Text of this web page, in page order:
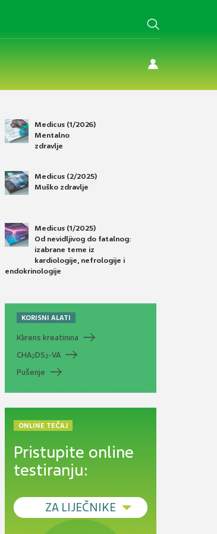
Medicus (1/2026)
Mentalno
zdravlje
Medicus (2/2025)
Muško zdravlje
Medicus (1/2025)
Od nevidljivog do fatalnog:
izabrane teme iz
kardiologije, nefrologije i
endokrinologije
KORISNI ALATI
Klirens kreatinina
CHA2DS2-VA
Pušenje
ONLINE TEČAJ
Pristupite online
testiranju:
ZA LIJEČNIKE